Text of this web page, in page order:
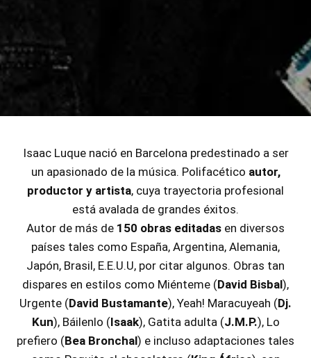
Isaac Luque nació en Barcelona predestinado a ser
un apasionado de la música. Polifacético autor,
productor y artista, cuya trayectoria profesional
está avalada de grandes éxitos.
Autor de más de 150 obras editadas en diversos
países tales como España, Argentina, Alemania,
Japón, Brasil, E.E.U.U, por citar algunos. Obras tan
dispares en estilos como Miénteme (David Bisbal),
Urgente (David Bustamante), Yeah! Maracuyeah (Dj.
Kun), Báilenlo (Isaak), Gatita adulta (J.M.P.), Lo
prefiero (Bea Bronchal) e incluso adaptaciones tales